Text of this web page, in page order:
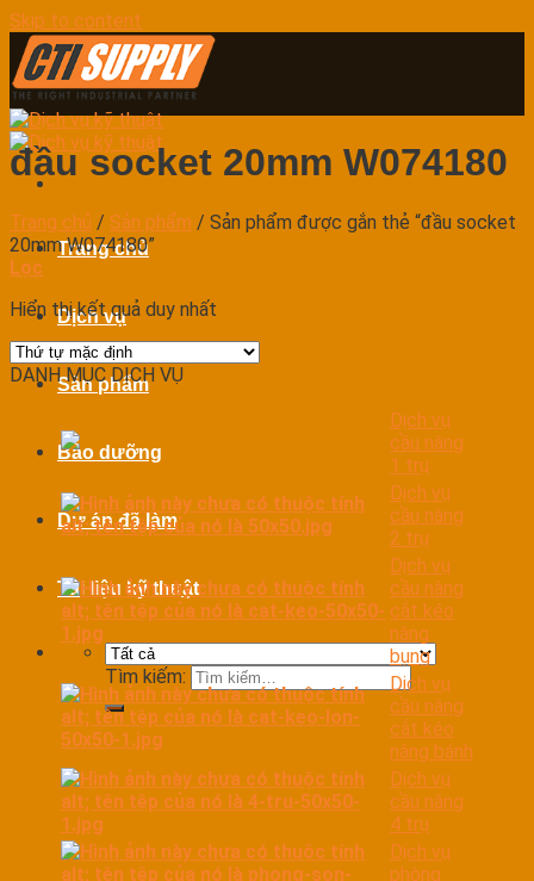
Skip to content
Trang chủ
Dịch vụ
Sản phẩm
Bảo dưỡng
Dự án đã làm
Tài liệu kỹ thuật
Tìm kiếm:
đầu socket 20mm W074180
Trang chủ / Sản phẩm / Sản phẩm được gắn thẻ “đầu socket
20mm W074180”
Lọc
Hiển thị kết quả duy nhất
DANH MỤC DỊCH VỤ
Dịch vụ
cầu nâng
1 trụ
Dịch vụ
cầu nâng
2 trụ
Dịch vụ
cầu nâng
cắt kéo
nâng
bụng
Dịch vụ
cầu nâng
cắt kéo
nâng bánh
Dịch vụ
cầu nâng
4 trụ
Dịch vụ
phòng